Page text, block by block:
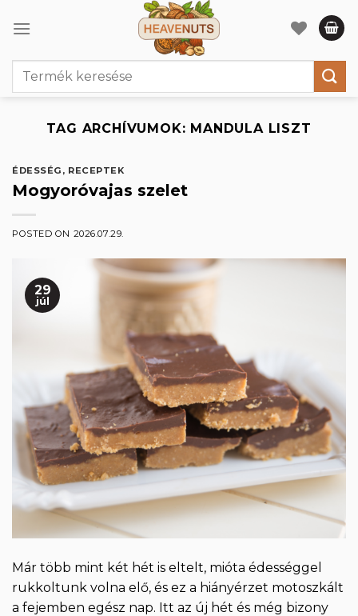
Keresés
TAG ARCHÍVUMOK: MANDULA LISZT
ÉDESSÉG , RECEPTEK
Mogyoróvajas szelet
POSTED ON 2026.07.29.
29
júl
Már több mint két hét is eltelt, mióta édességgel
rukkoltunk volna elő, és ez a hiányérzet motoszkált
a fejemben egész nap. Itt az új hét és még bizony